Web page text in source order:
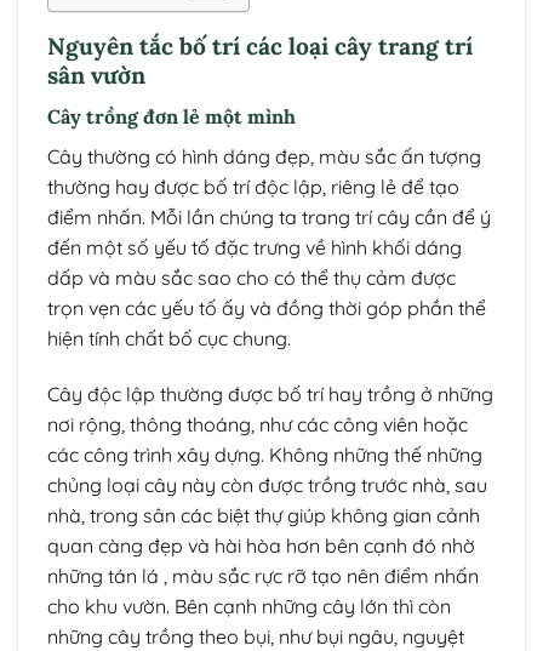
Nguyên tắc bố trí các loại cây trang trí
sân vườn
Cây trồng đơn lẻ một mình
Cây thường có hình dáng đẹp, màu sắc ấn tượng
thường hay được bố trí độc lập, riêng lẻ để tạo
điểm nhấn. Mỗi lần chúng ta trang trí cây cần để ý
đến một số yếu tố đặc trưng về hình khối dáng
dấp và màu sắc sao cho có thể thụ cảm được
trọn vẹn các yếu tố ấy và đồng thời góp phần thể
hiện tính chất bố cục chung.
Cây độc lập thường được bố trí hay trồng ở những
nơi rộng, thông thoáng, như các công viên hoặc
các công trình xây dựng. Không những thế những
chủng loại cây này còn được trồng trước nhà, sau
nhà, trong sân các biệt thự giúp không gian cảnh
quan càng đẹp và hài hòa hơn bên cạnh đó nhờ
những tán lá , màu sắc rực rỡ tạo nên điểm nhấn
cho khu vườn. Bên cạnh những cây lớn thì còn
những cây trồng theo bụi, như bụi ngâu, nguyệt